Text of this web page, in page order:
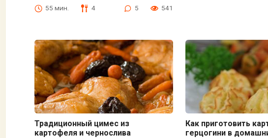
55 мин. 4 5 541
Традиционный цимес из
картофеля и чернослива
Как приготовить
герцогини в